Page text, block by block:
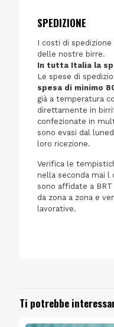
SPEDIZIONE
I costi di
delle nostre birre.
In tutta Italia la
Le spese di
spesa di minimo
già a temperatura
direttamente in
confezionate in
sono evasi dal
loro ricezione.
Verifica le
nella seconda mai l
sono affidate a
da zona a zona e
lavorative.
Ti potrebbe